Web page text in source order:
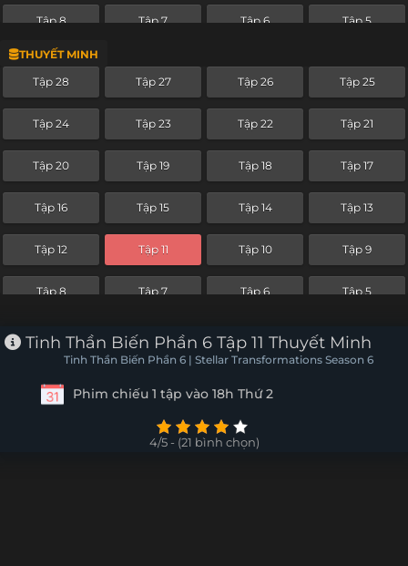
Tập 8 Tập 7 Tập 6 Tập 5
Tập 4
THUYẾT MINH
Tập 28 Tập 27 Tập 26 Tập 25
Tập 24 Tập 23 Tập 22 Tập 21
Tập 20 Tập 19 Tập 18 Tập 17
Tập 16 Tập 15 Tập 14 Tập 13
Tập 12 Tập 11 Tập 10 Tập 9
Tập 8 Tập 7 Tập 6 Tập 5
Tập 4 Tập 3 Tập 2 Tập 1
Tinh Thần Biến Phần 6 Tập 11 Thuyết Minh
Tinh Thần Biến Phần 6 | Stellar Transformations Season 6
Phim chiếu 1 tập vào 18h Thứ 2
4/5 - (21 bình chọn)